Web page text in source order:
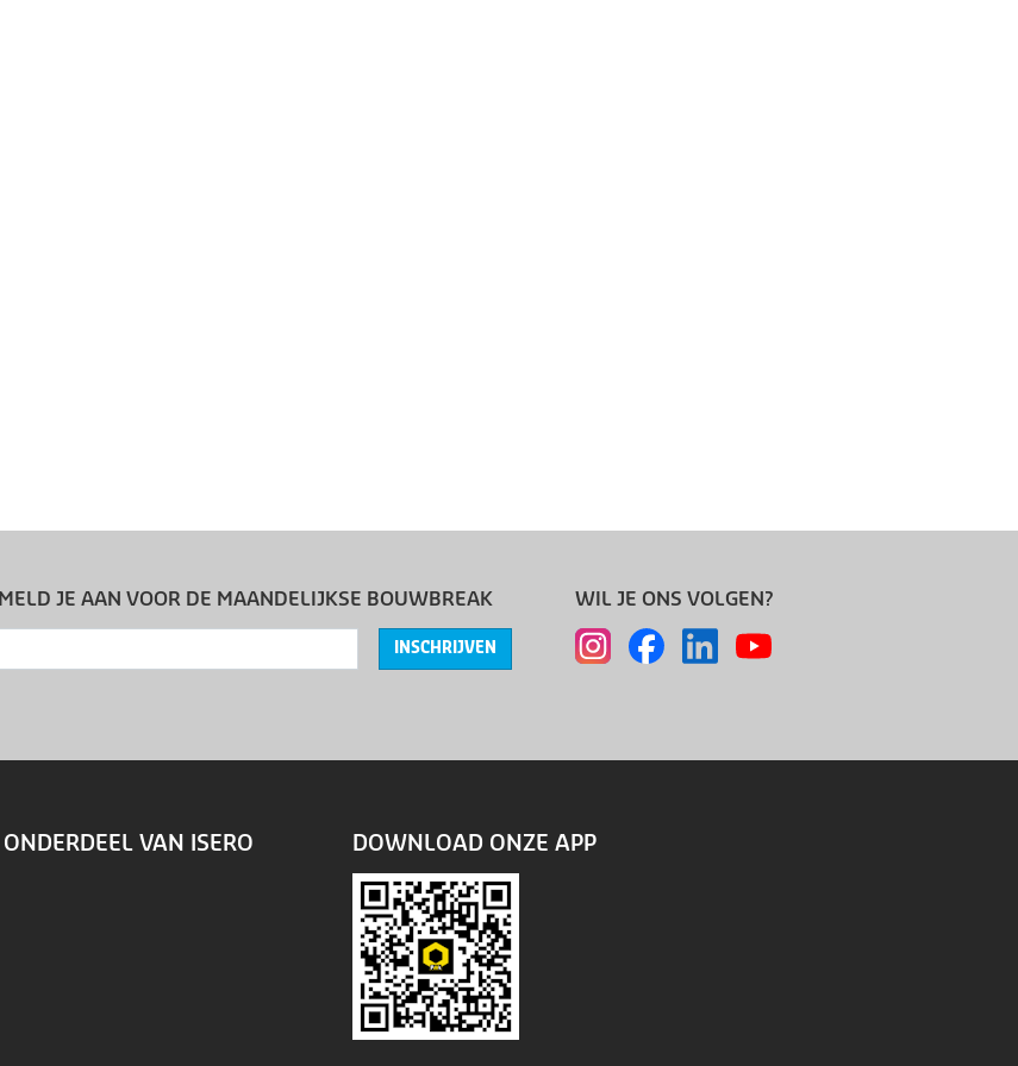
MELD JE AAN VOOR DE MAANDELIJKSE BOUWBREAK
INSCHRIJVEN
WIL JE ONS VOLGEN?
ONDERDEEL VAN ISERO DOWNLOAD ONZE APP